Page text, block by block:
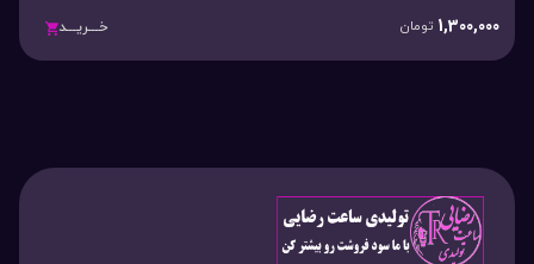
1,300,000 تومان خـــریـــد